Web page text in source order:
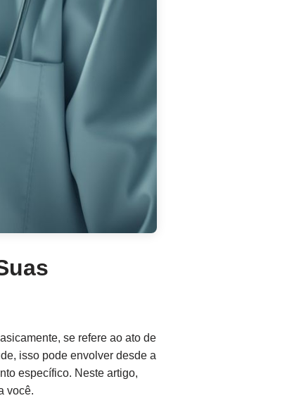
se refere ao ato de
isso pode envolver desde a
específico. Neste artigo,
você.